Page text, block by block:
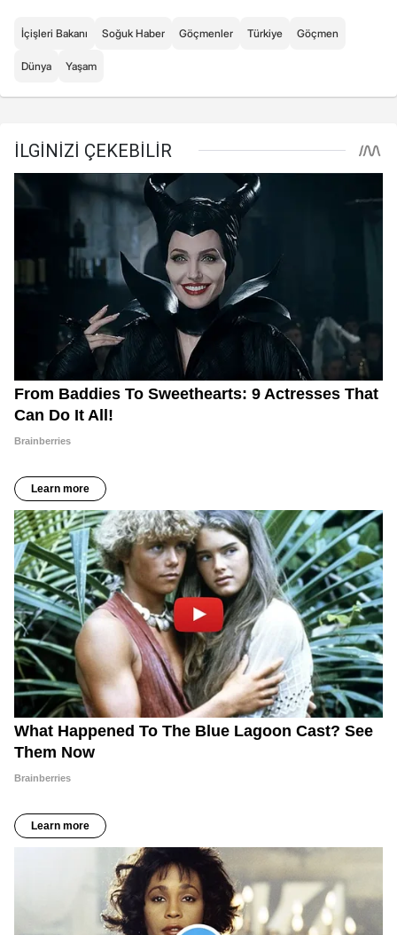
İçişleri Bakanı Soğuk Haber Göçmenler Türkiye Göçmen
Dünya Yaşam